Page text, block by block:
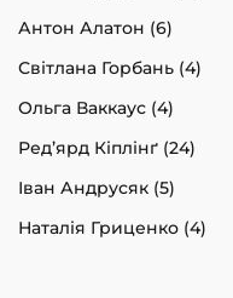
Антон Алатон (6)
Світлана Горбань (4)
Ольга Ваккаус (4)
Ред’ярд Кіплінґ (24)
Іван Андрусяк (5)
Наталія Гриценко (4)